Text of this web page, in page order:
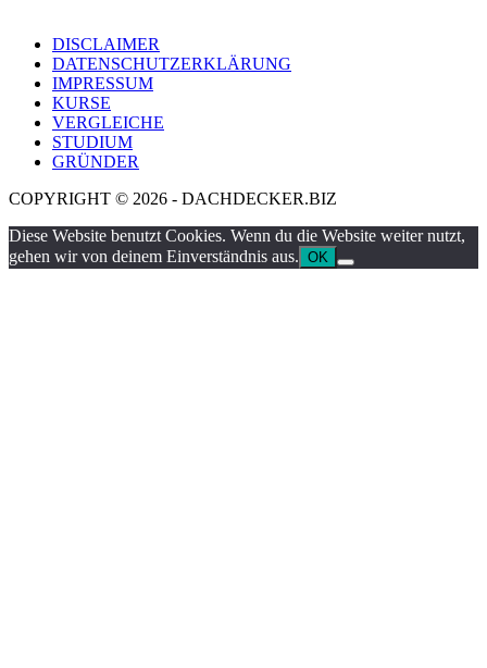
DISCLAIMER
DATENSCHUTZERKLÄRUNG
IMPRESSUM
KURSE
VERGLEICHE
STUDIUM
GRÜNDER
COPYRIGHT © 2026 - DACHDECKER.BIZ
Diese Website benutzt Cookies. Wenn du die Website weiter nutzt,
gehen wir von deinem Einverständnis aus. OK